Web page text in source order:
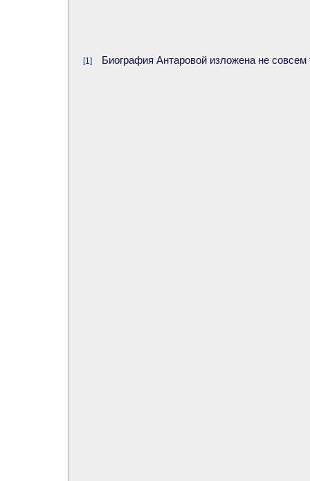
[1] Биография Антаровой изложена не